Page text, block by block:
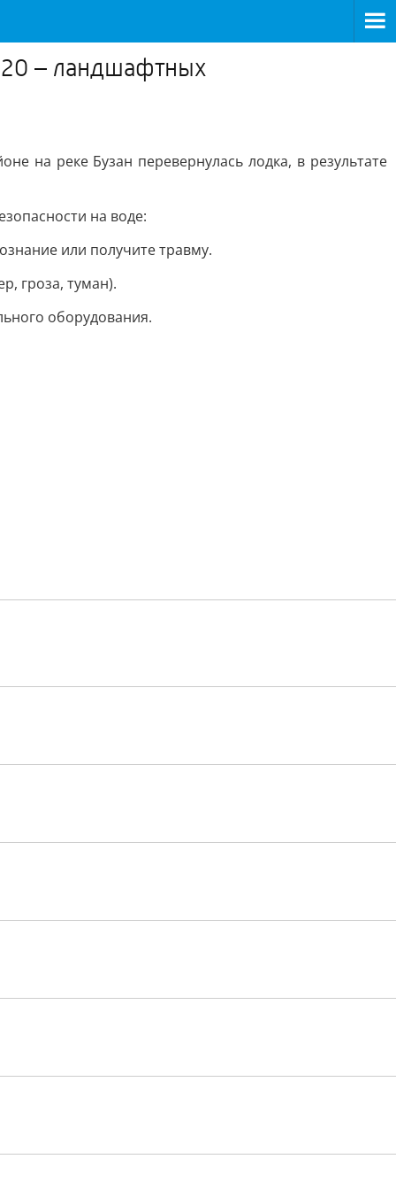
– ландшафтных
на реке Бузан перевернулась лодка, в результате
на воде:
или получите травму.
гроза, туман).
оборудования.